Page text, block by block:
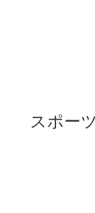
スポーツ